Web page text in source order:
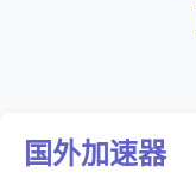
国外加速器